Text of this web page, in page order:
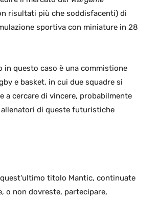
risultati più che soddisfacenti) di
sportiva con miniature in 28
in questo caso è una commistione
e basket, in cui due squadre si
a cercare di vincere, probabilmente
di queste futuristiche
titolo Mantic, continuate
o non dovreste, partecipare,